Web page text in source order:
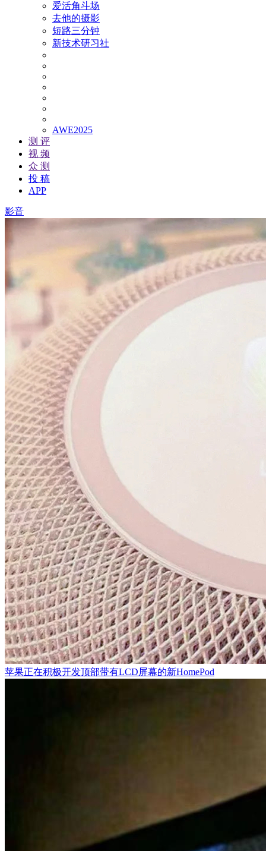
爱活角斗场
去他的摄影
短路三分钟
新技术研习社
AWE2025
测 评
视 频
众 测
投 稿
APP
影音
苹果正在积极开发顶部带有LCD屏幕的新HomePod